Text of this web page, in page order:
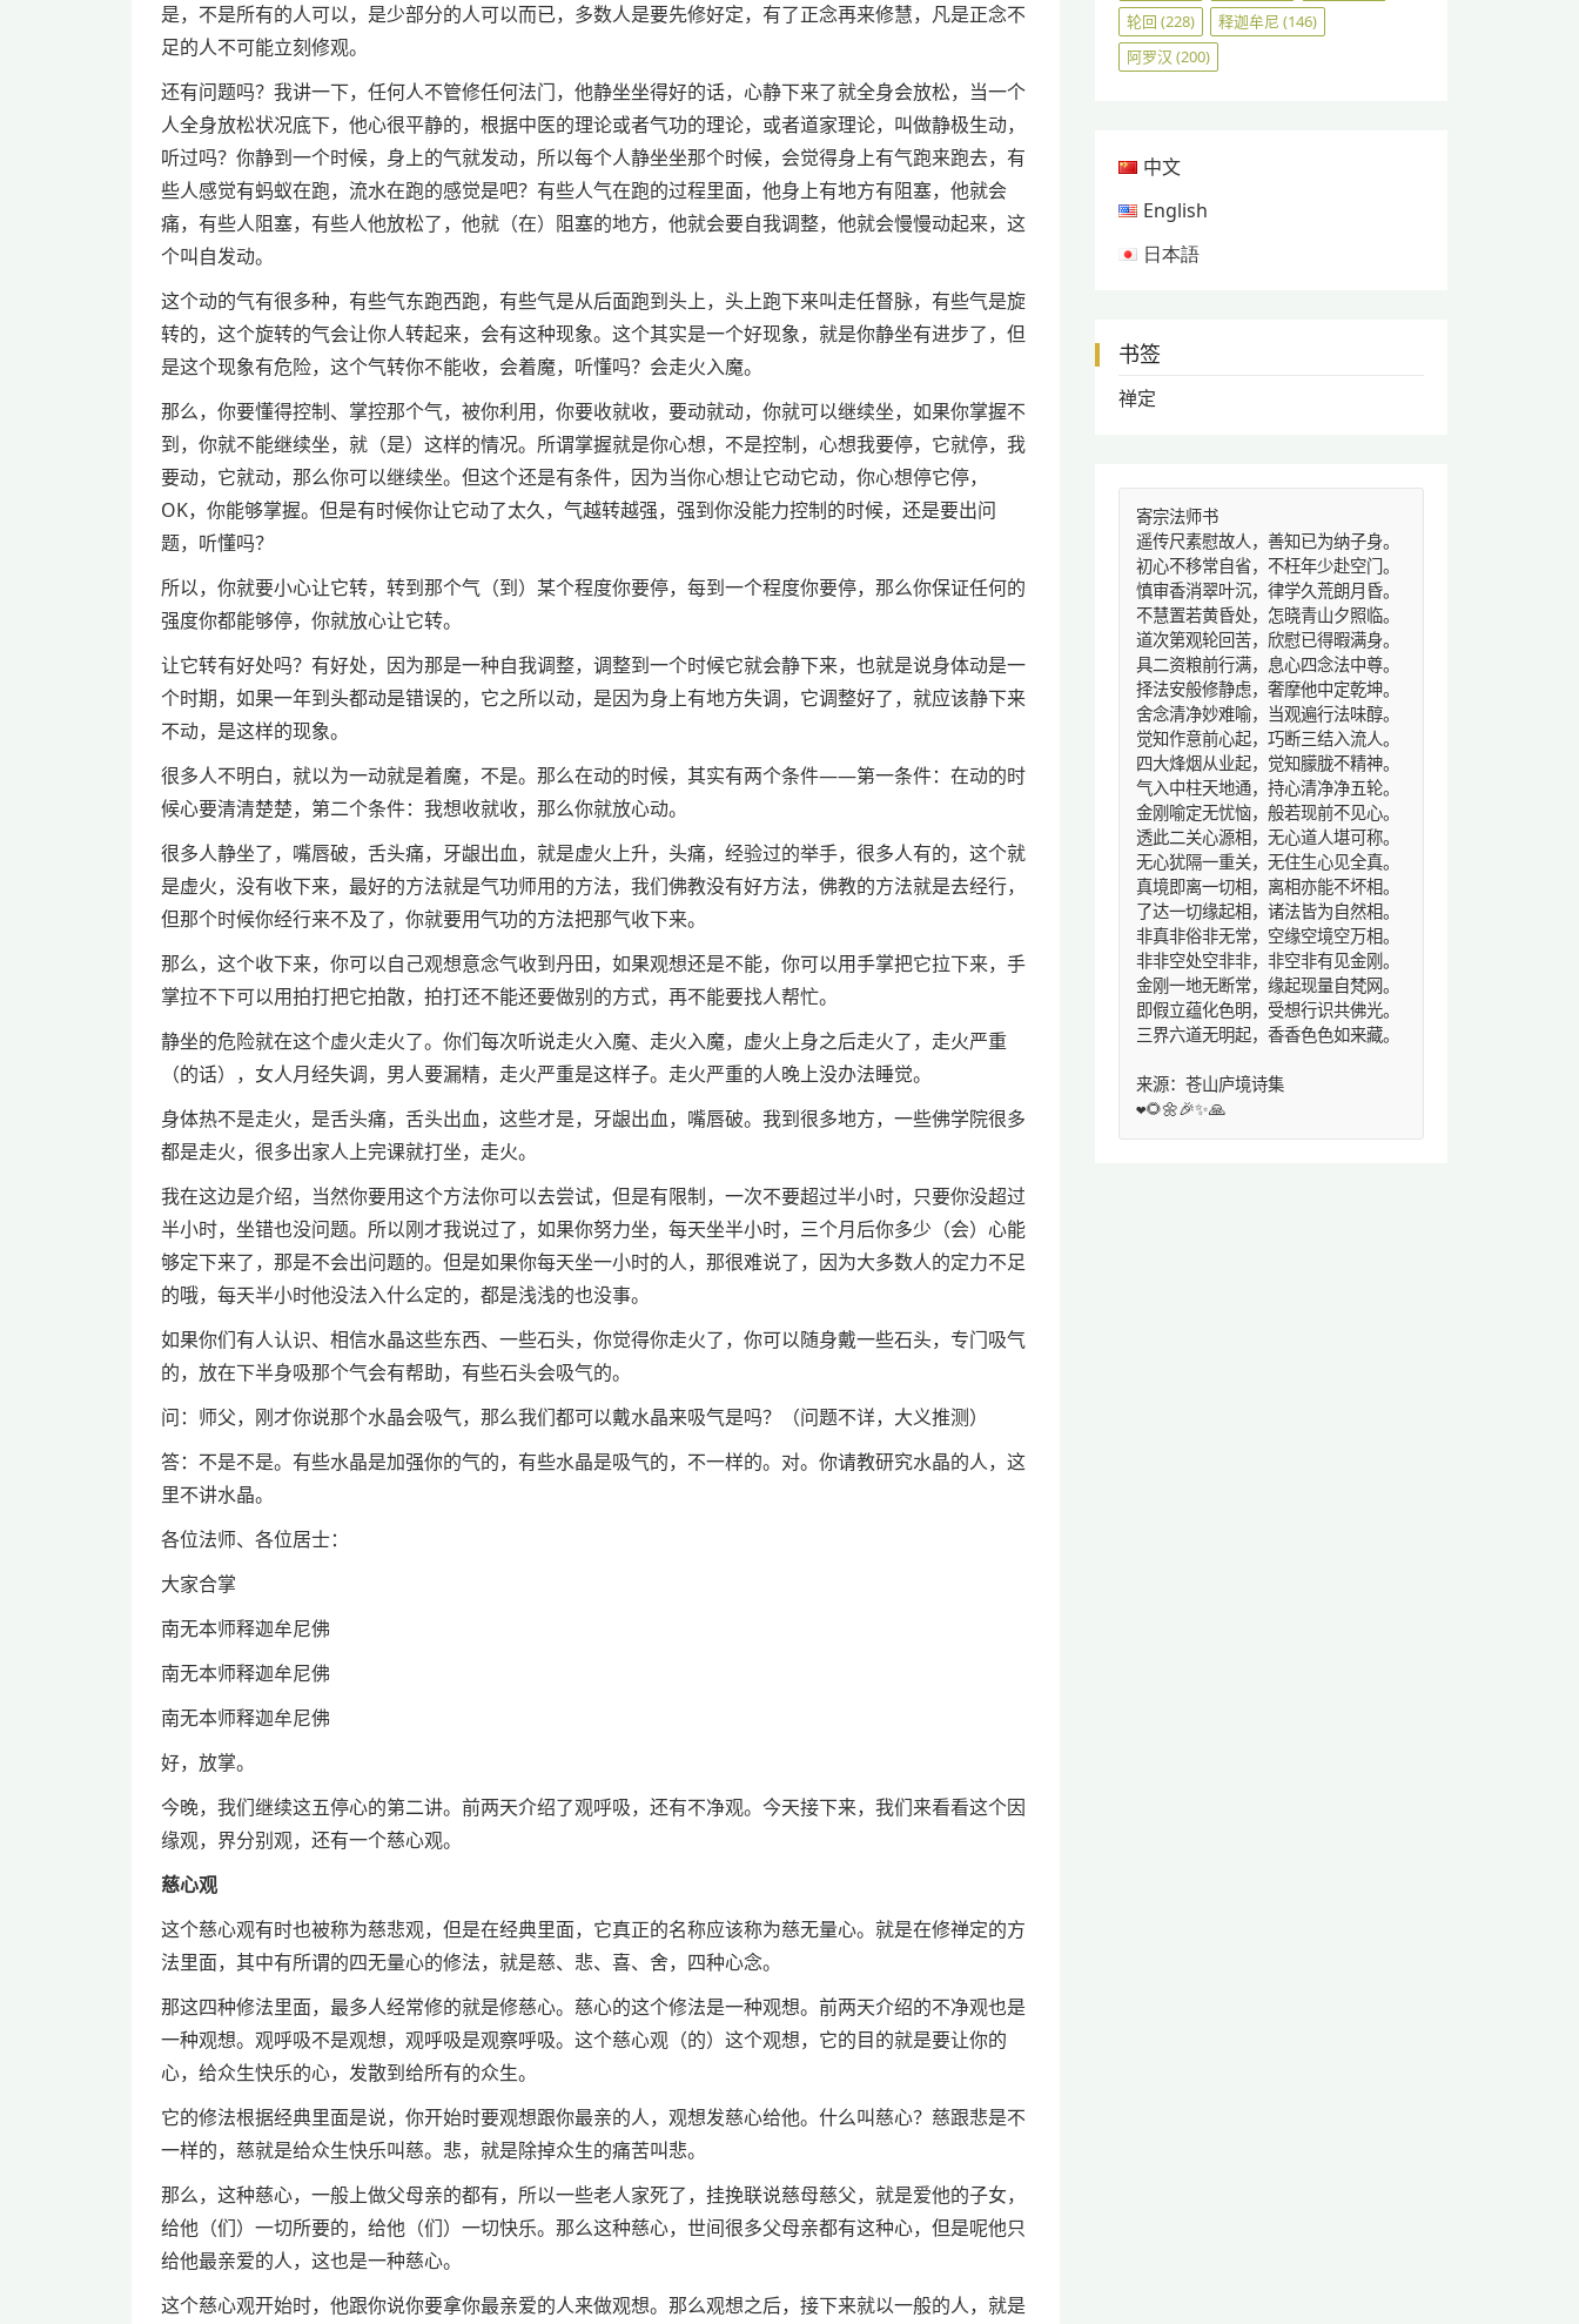
是，不是所有的人可以，是少部分的人可以而已，多数人是要先修好定，有了正念再来修慧，凡是正念不
足的人不可能立刻修观。
还有问题吗？我讲一下，任何人不管修任何法门，他静坐坐得好的话，心静下来了就全身会放松，当一个
人全身放松状况底下，他心很平静的，根据中医的理论或者气功的理论，或者道家理论，叫做静极生动，
听过吗？你静到一个时候，身上的气就发动，所以每个人静坐坐那个时候，会觉得身上有气跑来跑去，有
些人感觉有蚂蚁在跑，流水在跑的感觉是吧？有些人气在跑的过程里面，他身上有地方有阻塞，他就会
痛，有些人阻塞，有些人他放松了，他就（在）阻塞的地方，他就会要自我调整，他就会慢慢动起来，这
个叫自发动。
这个动的气有很多种，有些气东跑西跑，有些气是从后面跑到头上，头上跑下来叫走任督脉，有些气是旋
转的，这个旋转的气会让你人转起来，会有这种现象。这个其实是一个好现象，就是你静坐有进步了，但
是这个现象有危险，这个气转你不能收，会着魔，听懂吗？会走火入魔。
那么，你要懂得控制、掌控那个气，被你利用，你要收就收，要动就动，你就可以继续坐，如果你掌握不
到，你就不能继续坐，就（是）这样的情况。所谓掌握就是你心想，不是控制，心想我要停，它就停，我
要动，它就动，那么你可以继续坐。但这个还是有条件，因为当你心想让它动它动，你心想停它停，
OK，你能够掌握。但是有时候你让它动了太久，气越转越强，强到你没能力控制的时候，还是要出问
题，听懂吗？
所以，你就要小心让它转，转到那个气（到）某个程度你要停，每到一个程度你要停，那么你保证任何的
强度你都能够停，你就放心让它转。
让它转有好处吗？有好处，因为那是一种自我调整，调整到一个时候它就会静下来，也就是说身体动是一
个时期，如果一年到头都动是错误的，它之所以动，是因为身上有地方失调，它调整好了，就应该静下来
不动，是这样的现象。
很多人不明白，就以为一动就是着魔，不是。那么在动的时候，其实有两个条件——第一条件：在动的时
候心要清清楚楚，第二个条件：我想收就收，那么你就放心动。
很多人静坐了，嘴唇破，舌头痛，牙龈出血，就是虚火上升，头痛，经验过的举手，很多人有的，这个就
是虚火，没有收下来，最好的方法就是气功师用的方法，我们佛教没有好方法，佛教的方法就是去经行，
但那个时候你经行来不及了，你就要用气功的方法把那气收下来。
那么，这个收下来，你可以自己观想意念气收到丹田，如果观想还是不能，你可以用手掌把它拉下来，手
掌拉不下可以用拍打把它拍散，拍打还不能还要做别的方式，再不能要找人帮忙。
静坐的危险就在这个虚火走火了。你们每次听说走火入魔、走火入魔，虚火上身之后走火了，走火严重
（的话），女人月经失调，男人要漏精，走火严重是这样子。走火严重的人晚上没办法睡觉。
身体热不是走火，是舌头痛，舌头出血，这些才是，牙龈出血，嘴唇破。我到很多地方，一些佛学院很多
都是走火，很多出家人上完课就打坐，走火。
我在这边是介绍，当然你要用这个方法你可以去尝试，但是有限制，一次不要超过半小时，只要你没超过
半小时，坐错也没问题。所以刚才我说过了，如果你努力坐，每天坐半小时，三个月后你多少（会）心能
够定下来了，那是不会出问题的。但是如果你每天坐一小时的人，那很难说了，因为大多数人的定力不足
的哦，每天半小时他没法入什么定的，都是浅浅的也没事。
如果你们有人认识、相信水晶这些东西、一些石头，你觉得你走火了，你可以随身戴一些石头，专门吸气
的，放在下半身吸那个气会有帮助，有些石头会吸气的。
问：师父，刚才你说那个水晶会吸气，那么我们都可以戴水晶来吸气是吗？（问题不详，大义推测）
答：不是不是。有些水晶是加强你的气的，有些水晶是吸气的，不一样的。对。你请教研究水晶的人，这
里不讲水晶。
各位法师、各位居士：
大家合掌
南无本师释迦牟尼佛
南无本师释迦牟尼佛
南无本师释迦牟尼佛
好，放掌。
今晚，我们继续这五停心的第二讲。前两天介绍了观呼吸，还有不净观。今天接下来，我们来看看这个因
缘观，界分别观，还有一个慈心观。
慈心观
这个慈心观有时也被称为慈悲观，但是在经典里面，它真正的名称应该称为慈无量心。就是在修禅定的方
法里面，其中有所谓的四无量心的修法，就是慈、悲、喜、舍，四种心念。
那这四种修法里面，最多人经常修的就是修慈心。慈心的这个修法是一种观想。前两天介绍的不净观也是
一种观想。观呼吸不是观想，观呼吸是观察呼吸。这个慈心观（的）这个观想，它的目的就是要让你的
心，给众生快乐的心，发散到给所有的众生。
它的修法根据经典里面是说，你开始时要观想跟你最亲的人，观想发慈心给他。什么叫慈心？慈跟悲是不
一样的，慈就是给众生快乐叫慈。悲，就是除掉众生的痛苦叫悲。
那么，这种慈心，一般上做父母亲的都有，所以一些老人家死了，挂挽联说慈母慈父，就是爱他的子女，
给他（们）一切所要的，给他（们）一切快乐。那么这种慈心，世间很多父母亲都有这种心，但是呢他只
给他最亲爱的人，这也是一种慈心。
这个慈心观开始时，他跟你说你要拿你最亲爱的人来做观想。那么观想之后，接下来就以一般的人，就是
轮回 (228) 释迦牟尼 (146)
阿罗汉 (200)
中文
English
日本語
书签
禅定
寄宗法师书
遥传尺素慰故人，善知已为纳子身。
初心不移常自省，不枉年少赴空门。
慎审香消翠叶沉，律学久荒朗月昏。
不慧置若黄昏处，怎晓青山夕照临。
道次第观轮回苦，欣慰已得暇满身。
具二资粮前行满，息心四念法中尊。
择法安般修静虑，奢摩他中定乾坤。
舍念清净妙难喻，当观遍行法味醇。
觉知作意前心起，巧断三结入流人。
四大烽烟从业起，觉知朦胧不精神。
气入中柱天地通，持心清净净五轮。
金刚喻定无忧恼，般若现前不见心。
透此二关心源相，无心道人堪可称。
无心犹隔一重关，无住生心见全真。
真境即离一切相，离相亦能不坏相。
了达一切缘起相，诸法皆为自然相。
非真非俗非无常，空缘空境空万相。
非非空处空非非，非空非有见金刚。
金刚一地无断常，缘起现量自梵网。
即假立蕴化色明，受想行识共佛光。
三界六道无明起，香香色色如来藏。
来源：苍山庐境诗集
❤️🌻🌼🎉✨🙏